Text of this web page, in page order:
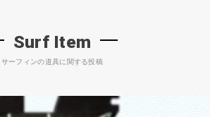
Surf Item
サーフィンの道具に関する投稿